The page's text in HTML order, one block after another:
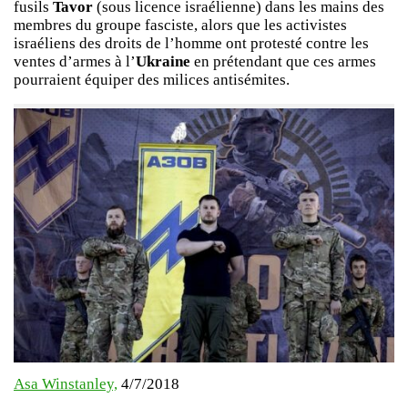
fusils Tavor (sous licence israélienne) dans les mains des
membres du groupe fasciste, alors que les activistes
israéliens des droits de l’homme ont protesté contre les
ventes d’armes à l’Ukraine en prétendant que ces armes
pourraient équiper des milices antisémites.
Asa Winstanley, 4/7/2018